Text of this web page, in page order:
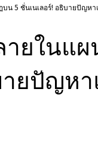
น 5 ชั่นเนเลอร์! อธิบายปัญหา
ยในแ
ยปัญห